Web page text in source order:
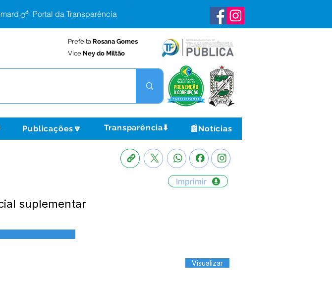
Portal da Transparência
Prefeita Rosana Gomes
Vice Ney do Miltão
Publicações🔽 Transparência⬇️ 📰Notícias
Imprimir
suplementar
Visualizar